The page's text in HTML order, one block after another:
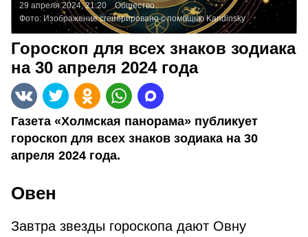
29 апреля 2024, 21:20
Общество
Фото: Изображение сгенерировано с помощью Kandinsky
Гороскоп для всех знаков зодиака
на 30 апреля 2024 года
Газета «Холмская панорама» публикует
гороскоп для всех знаков зодиака на 30
апреля 2024 года.
Овен
Завтра звезды гороскопа дают Овну